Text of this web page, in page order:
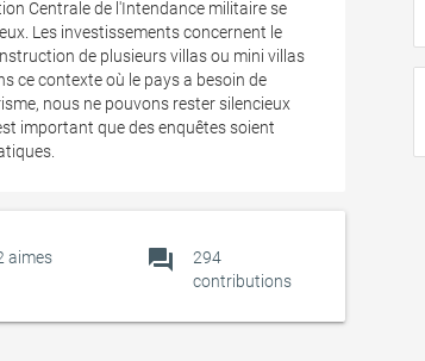
Centrale de l'Intendance militaire se
Les investissements concernent le
de plusieurs villas ou mini villas
ce contexte où le pays a besoin de
nous ne pouvons rester silencieux
important que des enquêtes soient
aimes forum
294
contributions